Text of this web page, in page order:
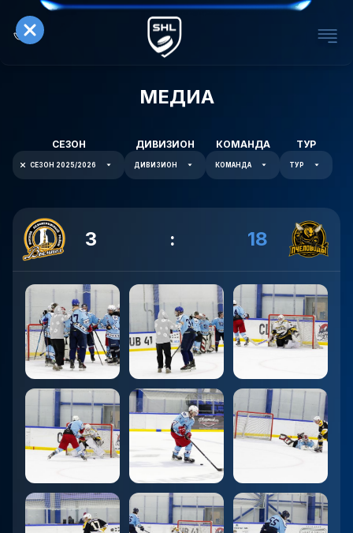
МЕДИА
СЕЗОН
СЕЗОН 2025/2026
ДИВИЗИОН
ДИВИЗИОН
КОМАНДА
КОМАНДА
ТУР
ТУР
3 : 18